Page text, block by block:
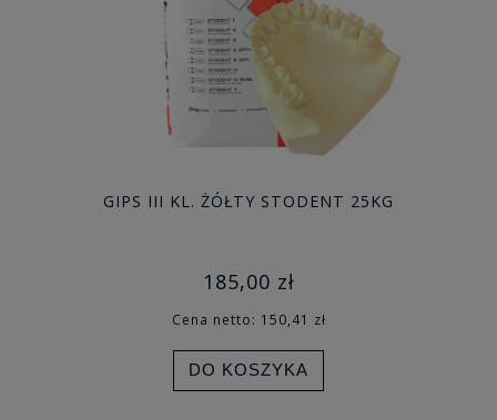
GIPS III KL. ŻÓŁTY STODENT 25KG
185,00 zł
Cena netto: 150,41 zł
DO KOSZYKA